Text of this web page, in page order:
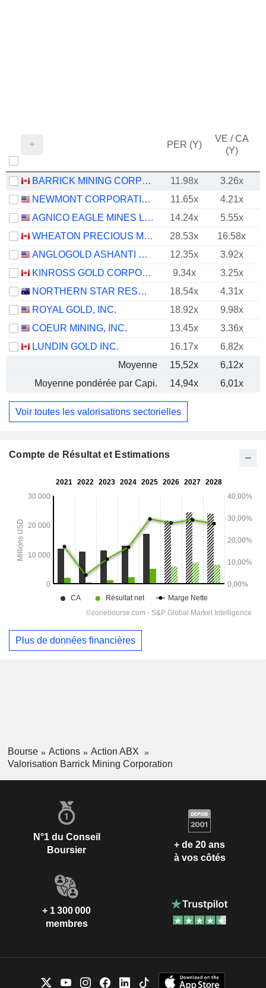
PER (Y)
VE / CA
(Y)
BARRICK MINING CORPORATION 11.98x
3.26x
NEWMONT CORPORATION
11.65x
4.21x
AGNICO EAGLE MINES LIMITED
14.24x
5.55x
WHEATON PRECIOUS METALS CORP.
28.53x
16.58x
ANGLOGOLD ASHANTI PLC
12.35x
3.92x
KINROSS GOLD CORPORATION
9.34x
3.25x
NORTHERN STAR RESOURCES LIMITED
18.54x
4.31x
ROYAL GOLD, INC.
18.92x
9.98x
COEUR MINING, INC.
13.45x
3.36x
LUNDIN GOLD INC.
16.17x
6.82x
Moyenne
15,52x
6,12x
Moyenne pondérée par Capi.
14,94x 6,01x
Voir toutes les valorisations sectorielles
Compte de Résultat et Estimations
Plus de données financières
Bourse Actions
Action ABX
Valorisation Barrick Mining Corporation
N°1 du Conseil
Boursier
+ de 20 ans
à vos côtés
+ 1 300 000
membres